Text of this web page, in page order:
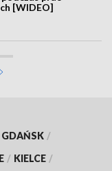
[WIDEO]
GDAŃSK /
/ KIELCE /